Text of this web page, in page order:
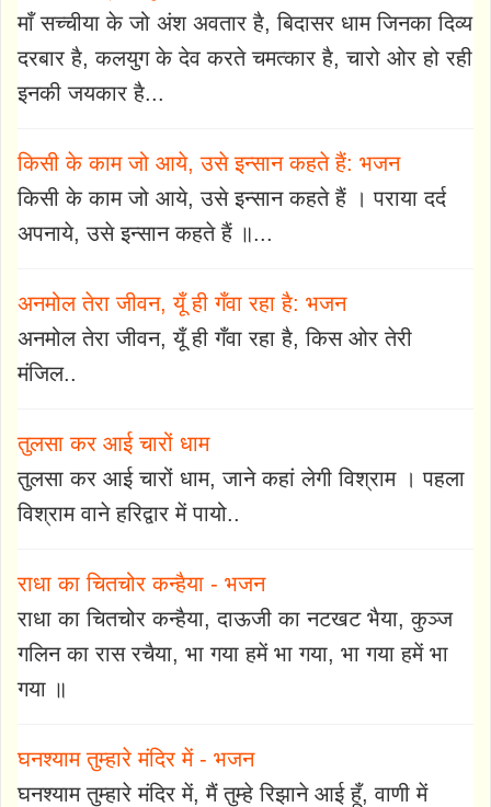
माँ सच्चीया के जो अंश अवतार है, बिदासर धाम जिनका दिव्य
दरबार है, कलयुग के देव करते चमत्कार है, चारो ओर हो रही
इनकी जयकार है...
किसी के काम जो आये, उसे इन्सान कहते हैं: भजन
किसी के काम जो आये, उसे इन्सान कहते हैं । पराया दर्द
अपनाये, उसे इन्सान कहते हैं ॥...
अनमोल तेरा जीवन, यूँ ही गँवा रहा है: भजन
अनमोल तेरा जीवन, यूँ ही गँवा रहा है, किस ओर तेरी
मंजिल..
तुलसा कर आई चारों धाम
तुलसा कर आई चारों धाम, जाने कहां लेगी विश्राम । पहला
विश्राम वाने हरिद्वार में पायो..
राधा का चितचोर कन्हैया - भजन
राधा का चितचोर कन्हैया, दाऊजी का नटखट भैया, कुञ्ज
गलिन का रास रचैया, भा गया हमें भा गया, भा गया हमें भा
गया ॥
घनश्याम तुम्हारे मंदिर में - भजन
घनश्याम तुम्हारे मंदिर में, मैं तुम्हे रिझाने आई हूँ, वाणी में